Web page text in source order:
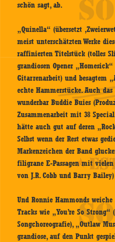
schön sagt, ab.
„Quinella“ (übersetzt
meist unterschätzten Werke
raffinierten Titelstück (tolles
grandiosen Opener
Gitarrenarbeit) und besagtem
echte Hammerstücke. Auch
wunderbar Buddie Buies
Zusammenarbeit mit 38
hätte auch gut auf deren
Selbst wenn der Rest etwas
Markenzeichen der Band
filigrane E-Passagen mit
von J.R. Cobb und Barry
Und Ronnie Hammonds
Tracks wie „You’re So Strong“
Songchoreografie), „Outlaw
grandiose, auf den Punkt